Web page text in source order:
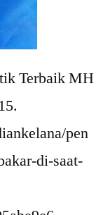
Terbaik MH
pen
di-saat-